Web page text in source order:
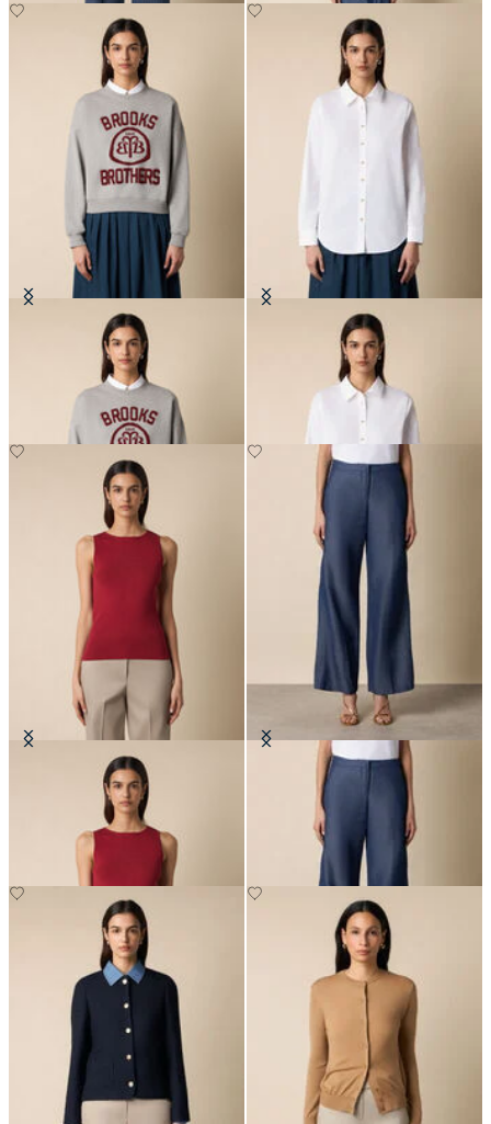
Bluza z bawełny z logo
Bluzka z popeliny z guzikami z
logo w kolorze złota
PLN 416.50
Dzianinowa koszulka na
ramiączkach w prążki
Proste Spodnie z Bawełny i Lnu
PLN 397.50